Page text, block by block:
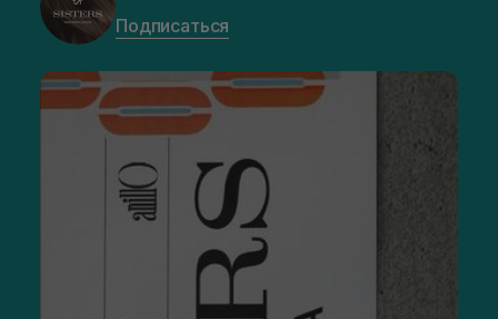
Подписаться